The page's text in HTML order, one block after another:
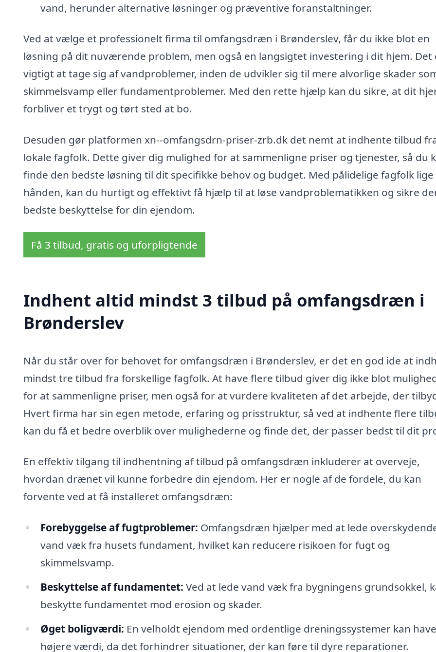
vand, herunder alternative løsninger og præventive foranstaltninger.
Ved at vælge et professionelt firma til omfangsdræn i Brønderslev, får du ikke blot en
løsning på dit nuværende problem, men også en langsigtet investering i dit hjem. Det
vigtigt at tage sig af vandproblemer, inden de udvikler sig til mere alvorlige skader
skimmelsvamp eller fundamentproblemer. Med den rette hjælp kan du sikre, at dit
forbliver et trygt og tørt sted at bo.
Desuden gør platformen xn--omfangsdrn-priser-zrb.dk det nemt at indhente tilbud
lokale fagfolk. Dette giver dig mulighed for at sammenligne priser og tjenester, så du
finde den bedste løsning til dit specifikke behov og budget. Med pålidelige fagfolk lige
hånden, kan du hurtigt og effektivt få hjælp til at løse vandproblematikken og sikre
bedste beskyttelse for din ejendom.
Få 3 tilbud, gratis og uforpligtende
Indhent altid mindst 3 tilbud på omfangsdræn i
Brønderslev
Når du står over for behovet for omfangsdræn i Brønderslev, er det en god ide at
mindst tre tilbud fra forskellige fagfolk. At have flere tilbud giver dig ikke blot
for at sammenligne priser, men også for at vurdere kvaliteten af det arbejde, der
Hvert firma har sin egen metode, erfaring og prisstruktur, så ved at indhente flere
kan du få et bedre overblik over mulighederne og finde det, der passer bedst til dit
En effektiv tilgang til indhentning af tilbud på omfangsdræn inkluderer at overveje,
hvordan drænet vil kunne forbedre din ejendom. Her er nogle af de fordele, du kan
forvente ved at få installeret omfangsdræn:
Forebyggelse af fugtproblemer: Omfangsdræn hjælper med at lede
vand væk fra husets fundament, hvilket kan reducere risikoen for fugt og
skimmelsvamp.
Beskyttelse af fundamentet: Ved at lede vand væk fra bygningens grundsokkel,
beskytte fundamentet mod erosion og skader.
Øget boligværdi: En velholdt ejendom med ordentlige dreningssystemer kan
højere værdi, da det forhindrer situationer, der kan føre til dyre reparationer.